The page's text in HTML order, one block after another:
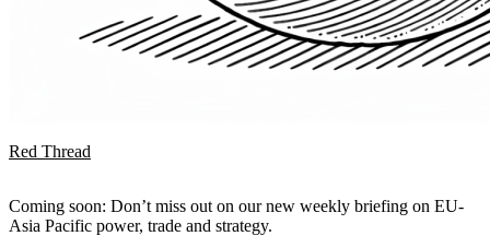
Red Thread
Coming soon: Don’t miss out on our new weekly briefing on EU-
Asia Pacific power, trade and strategy.